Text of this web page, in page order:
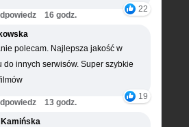
22
16 godz.
polecam. Najlepsza jakość w
do innych serwisów. Super szybkie
19
13 godz.